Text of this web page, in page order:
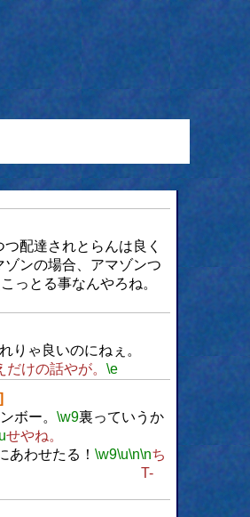
配達されとらんは良く
ゾンの場合、アマゾンつ
っとる事なんやろね。
りゃ良いのにねぇ。
けの話やが。 \e
ボー。 \w9裏っていうか
せやね。
あわせたる！ \w9\u\n\nち